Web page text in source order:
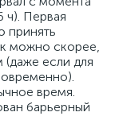
ч). Первая
принять
можно скорее,
если для
время.
барьерный